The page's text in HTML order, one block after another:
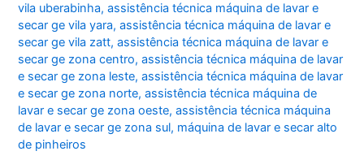
vila uberabinha,assistência técnica máquina de lavar e
secar ge vila yara,assistência técnica máquina de lavar e
secar ge vila zatt,assistência técnica máquina de lavar e
secar ge zona centro,assistência técnica máquina de lavar
e secar ge zona leste,assistência técnica máquina de lavar
e secar ge zona norte,assistência técnica máquina de
lavar e secar ge zona oeste,assistência técnica máquina
de lavar e secar ge zona sul, máquina de lavar e secar alto
de pinheiros